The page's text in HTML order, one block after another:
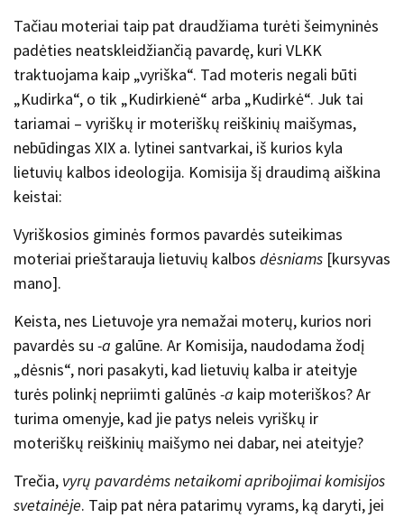
Tačiau moteriai taip pat draudžiama turėti šeimyninės
padėties neatskleidžiančią pavardę, kuri VLKK
traktuojama kaip „vyriška“. Tad moteris negali būti
„Kudirka“, o tik „Kudirkienė“ arba „Kudirkė“. Juk tai
tariamai – vyriškų ir moteriškų reiškinių maišymas,
nebūdingas XIX a. lytinei santvarkai, iš kurios kyla
lietuvių kalbos ideologija. Komisija šį draudimą aiškina
keistai:
Vyriškosios giminės formos pavardės suteikimas
moteriai prieštarauja lietuvių kalbos dėsniams [kursyvas
mano].
Keista, nes Lietuvoje yra nemažai moterų, kurios nori
pavardės su -a galūne. Ar Komisija, naudodama žodį
„dėsnis“, nori pasakyti, kad lietuvių kalba ir ateityje
turės polinkį nepriimti galūnės -a kaip moteriškos? Ar
turima omenyje, kad jie patys neleis vyriškų ir
moteriškų reiškinių maišymo nei dabar, nei ateityje?
Trečia, vyrų pavardėms netaikomi apribojimai komisijos
svetainėje. Taip pat nėra patarimų vyrams, ką daryti, jei